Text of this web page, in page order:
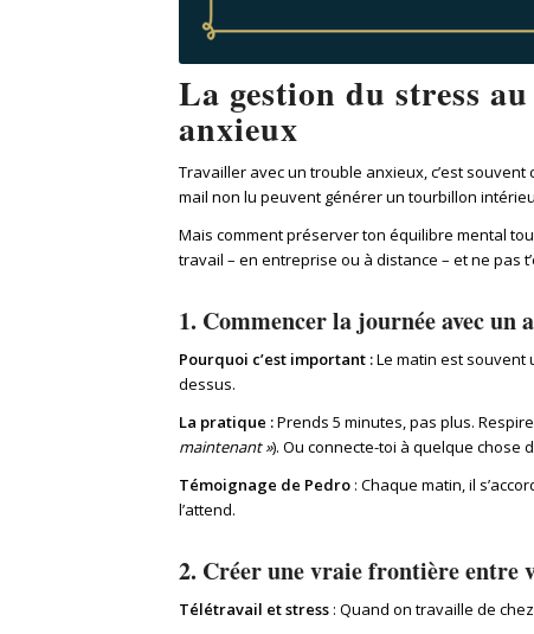
La gestion du stress
anxieux
Travailler avec un trouble anxieux, c’est
mail non lu peuvent générer un tourbillon
Mais comment préserver ton équilibre mental
travail – en entreprise ou à distance – et ne pas
1. Commencer la journée avec un
Pourquoi c’est important :Le matin est souvent
dessus.
La pratique :Prends 5 minutes, pas plus.
maintenant »). Ou connecte-toi à quelque chose
Témoignage de Pedro: Chaque matin, il
l’attend.
2. Créer une vraie frontière entre
Télétravail et stress: Quand on travaille de